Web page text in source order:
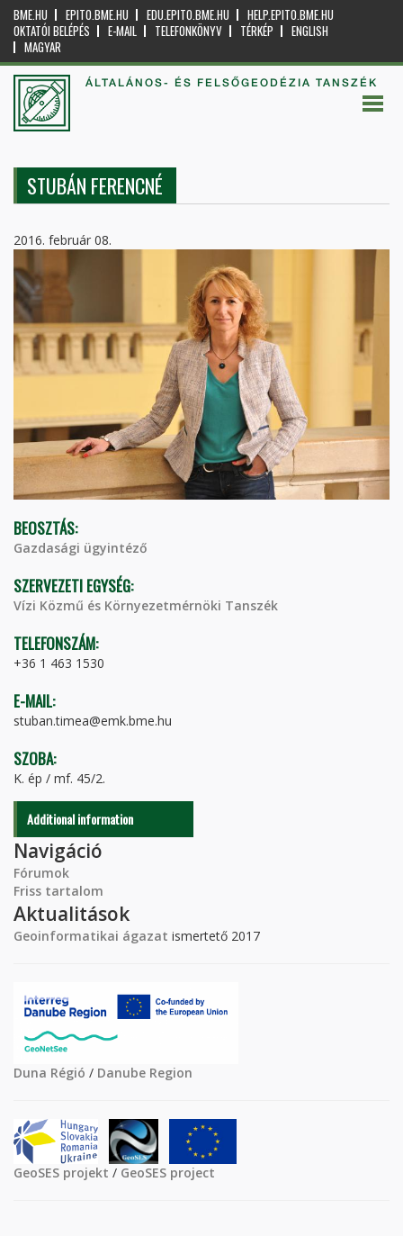
BME.HU EPITO.BME.HU EDU.EPITO.BME.HU
HELP.EPITO.BME.HU
OKTATÓI BELÉPÉS
E-MAIL TELEFONKÖNYV TÉRKÉP
ENGLISH
MAGYAR
ÁLTALÁNOS- ÉS FELSŐGEODÉZIA TANSZÉK
STUBÁN FERENCNÉ
2016. február 08.
BEOSZTÁS:
Gazdasági ügyintéző
SZERVEZETI EGYSÉG:
Vízi Közmű és Környezetmérnöki Tanszék
TELEFONSZÁM:
+36 1 463 1530
E-MAIL:
stuban.timea@emk.bme.hu
SZOBA:
K. ép / mf. 45/2.
Additional information
Navigáció
Fórumok
Friss tartalom
Aktualitások
Geoinformatikai ágazat ismertető 2017
Duna Régió / Danube Region
GeoSES projekt / GeoSES project